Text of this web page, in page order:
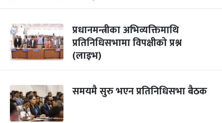
प्रधानमन्त्रीका अभिव्यक्तिमाथि
प्रतिनिधिसभामा विपक्षीको प्रश्न
(लाइभ)
समयमै सुरु भएन प्रतिनिधिसभा बैठक